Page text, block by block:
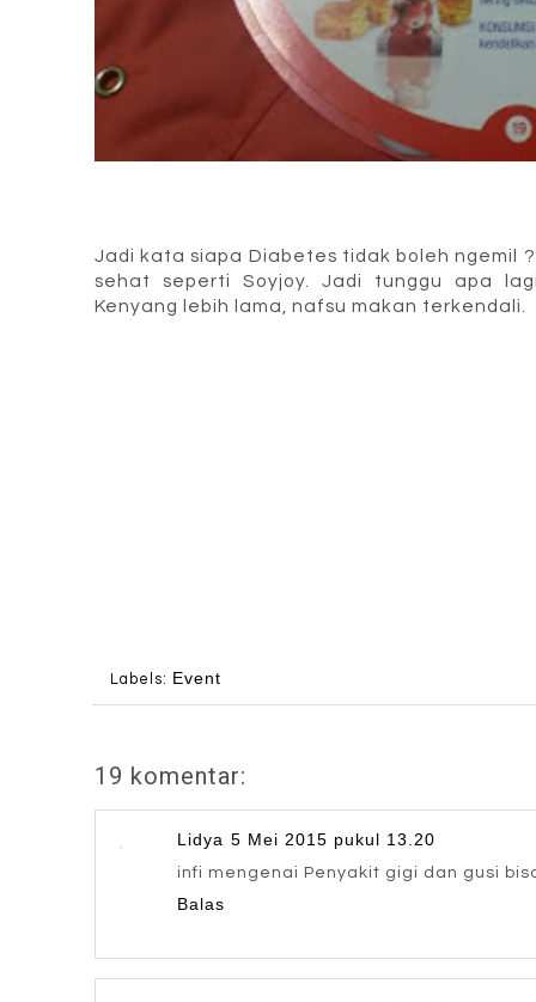
Jadi kata siapa Diabetes tidak boleh ngemil
sehat seperti Soyjoy. Jadi tunggu apa
Kenyang lebih lama, nafsu makan terkendali.
Labels: Event
19 komentar:
Lidya 5 Mei 2015 pukul 13.20
infi mengenai Penyakit gigi dan gusi
Balas